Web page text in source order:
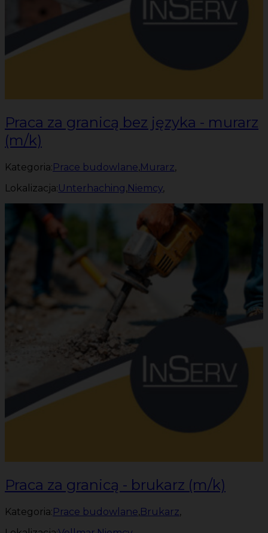
Praca za granicą bez języka - murarz
(m/k)
Kategoria:Prace budowlane,Murarz,
Lokalizacja:Unterhaching,Niemcy,
Praca za granicą - brukarz (m/k)
Kategoria:Prace budowlane,Brukarz,